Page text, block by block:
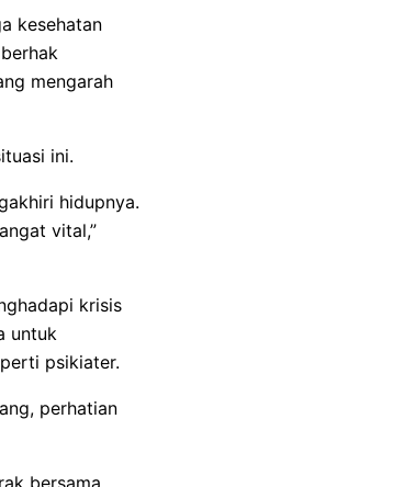
kesehatan
mengarah
ini.
hidupnya.
vital,”
krisis
untuk
psikiater.
perhatian
bersama